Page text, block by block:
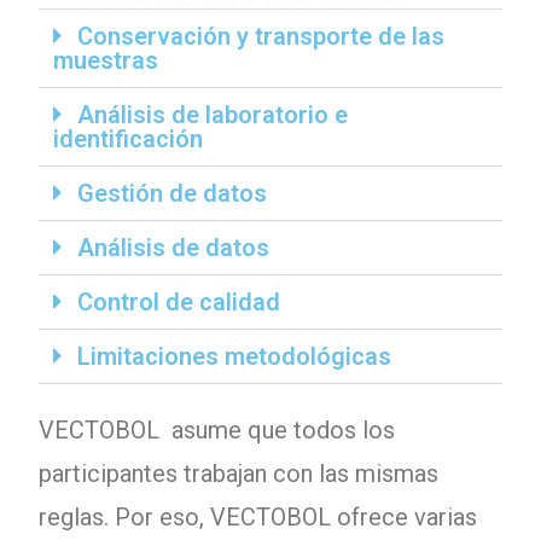
Conservación y transporte de las
muestras
Análisis de laboratorio e
identificación
Gestión de datos
Análisis de datos
Control de calidad
Limitaciones metodológicas
VECTOBOL asume que todos los
participantes trabajan con las mismas
reglas. Por eso, VECTOBOL ofrece varias